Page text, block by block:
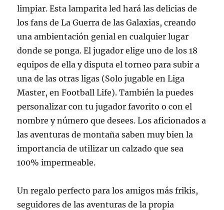
limpiar. Esta lamparita led hará las delicias de
los fans de La Guerra de las Galaxias, creando
una ambientación genial en cualquier lugar
donde se ponga. El jugador elige uno de los 18
equipos de ella y disputa el torneo para subir a
una de las otras ligas (Solo jugable en Liga
Master, en Football Life). También la puedes
personalizar con tu jugador favorito o con el
nombre y número que desees. Los aficionados a
las aventuras de montaña saben muy bien la
importancia de utilizar un calzado que sea
100% impermeable.
Un regalo perfecto para los amigos más frikis,
seguidores de las aventuras de la propia